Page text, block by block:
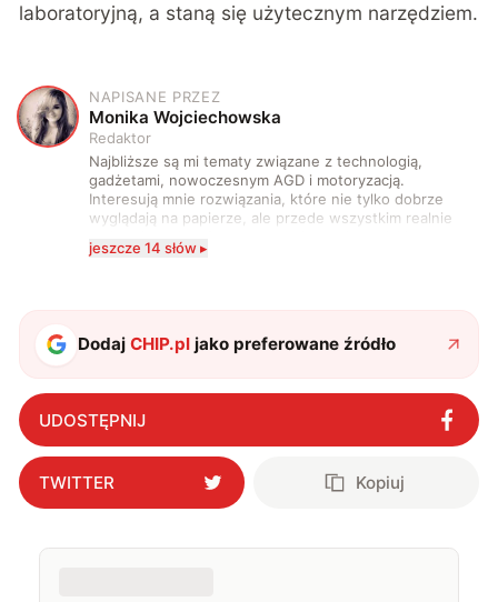
laboratoryjną, a staną się użytecznym narzędziem.
M
NAPISANE PRZEZ
Monika Wojciechowska
Redaktor
Najbliższe są mi tematy związane z technologią,
gadżetami, nowoczesnym AGD i motoryzacją.
Interesują mnie rozwiązania, które nie tylko dobrze
wyglądają na papierze, ale przede wszystkim realnie
wpływają na komfort, wygodę i sposób, w jaki
korzystamy z technologii na co dzień. Ukończyłam
muzykę.
jeszcze 14 słów ▸
DodajCHIP.pl jako preferowane źródło
UDOSTĘPNIJ
TWITTER Kopiuj